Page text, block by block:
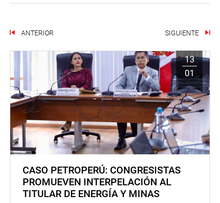
ANTERIOR SIGUIENTE
13
01
CASO PETROPERÚ: CONGRESISTAS
PROMUEVEN INTERPELACIÓN AL
TITULAR DE ENERGÍA Y MINAS